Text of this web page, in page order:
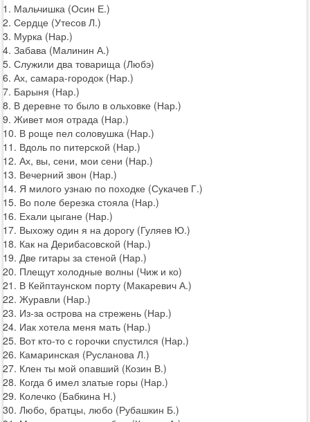
1. Мальчишка (Осин Е.)
2. Сердце (Утесов Л.)
3. Мурка (Нар.)
4. Забава (Малинин А.)
5. Служили два товарища (Любэ)
6. Ах, самара-городок (Нар.)
7. Барыня (Нар.)
8. В деревне то было в ольховке (Нар.)
9. Живет моя отрада (Нар.)
10. В роще пел соловушка (Нар.)
11. Вдоль по питерской (Нар.)
12. Ах, вы, сени, мои сени (Нар.)
13. Вечерний звон (Нар.)
14. Я милого узнаю по походке (Сукачев Г.)
15. Во поле березка стояла (Нар.)
16. Ехали цыгане (Нар.)
17. Выхожу один я на дорогу (Гуляев Ю.)
18. Как на Дерибасовской (Нар.)
19. Две гитары за стеной (Нар.)
20. Плещут холодные волны (Чиж и ко)
21. В Кейптаунском порту (Макаревич А.)
22. Журавли (Нар.)
23. Из-за острова на стрежень (Нар.)
24. Иак хотела меня мать (Нар.)
25. Вот кто-то с горочки спустился (Нар.)
26. Камаринская (Русланова Л.)
27. Клен ты мой опавший (Козин В.)
28. Когда б имел златые горы (Нар.)
29. Колечко (Бабкина Н.)
30. Любо, братцы, любо (Рубашкин Б.)